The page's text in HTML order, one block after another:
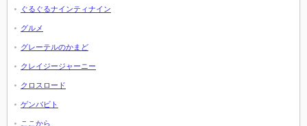
ぐるぐるナインティナイン
グルメ
グレーテルのかまど
クレイジージャーニー
クロスロード
ゲンバビト
ここから